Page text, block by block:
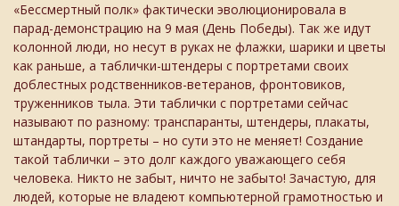
«Бессмертный полк» фактически эволюционировала в
парад-демонстрацию на 9 мая (День Победы). Так же идут
колонной люди, но несут в руках не флажки, шарики и цветы
как раньше, а таблички-штендеры с портретами своих
доблестных родственников-ветеранов, фронтовиков,
труженников тыла. Эти таблички с портретами сейчас
называют по разному: транспаранты, штендеры, плакаты,
штандарты, портреты – но сути это не меняет! Создание
такой таблички – это долг каждого уважающего себя
человека. Никто не забыт, ничто не забыто! Зачастую, для
людей, которые не владеют компьютерной грамотностью и